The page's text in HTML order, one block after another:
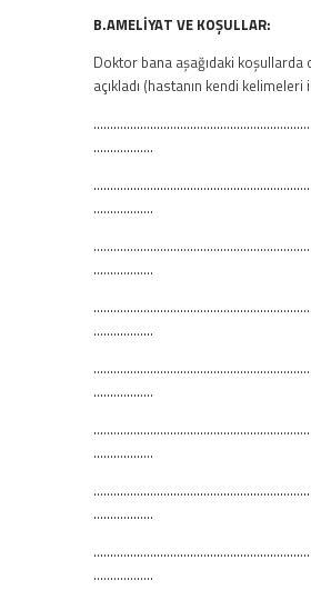
B.AMELİYAT VE KOŞULLAR:
Doktor bana aşağıdaki koşullarda
açıkladı (hastanın kendi kelimeleri
………………
………………
………………
………………
………………
………………
………………
………………